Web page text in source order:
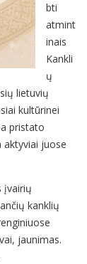
bti
atmint
inais
Kankli
ų
lietuvių
kultūrinei
pristato
aktyviai juose
įvairių
kanklių
jaunimas.